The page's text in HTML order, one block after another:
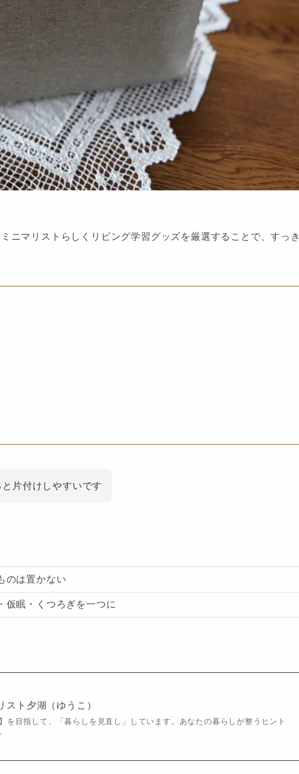
ニマリストらしくリビング学習グッズを厳選することで、すっき
片付けしやすいです
のは置かない
仮眠・くつろぎを一つに
スト夕湖（ゆうこ）
を目指して、「暮らしを見直し」しています。あなたの暮らしが整うヒント